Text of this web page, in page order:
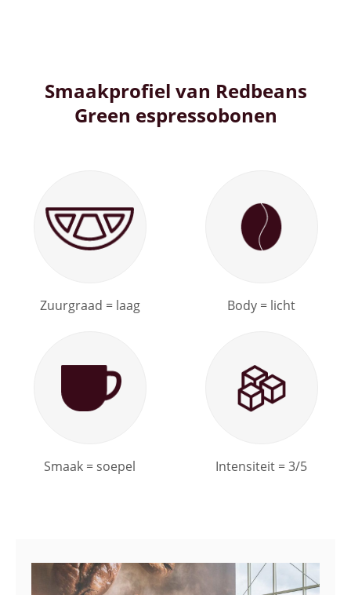
Smaakprofiel van Redbeans
Green espressobonen
Zuurgraad = laag Body = licht
Smaak = soepel Intensiteit = 3/5